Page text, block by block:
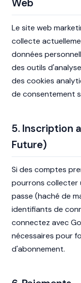
Web
Le site web
collecte
données
des outils
des cookies
de consentement
5. Inscription
Future)
Si des comptes
pourrons collecter
passe (haché de
identifiants de
connectez avec
nécessaires pour
d'abonnement.